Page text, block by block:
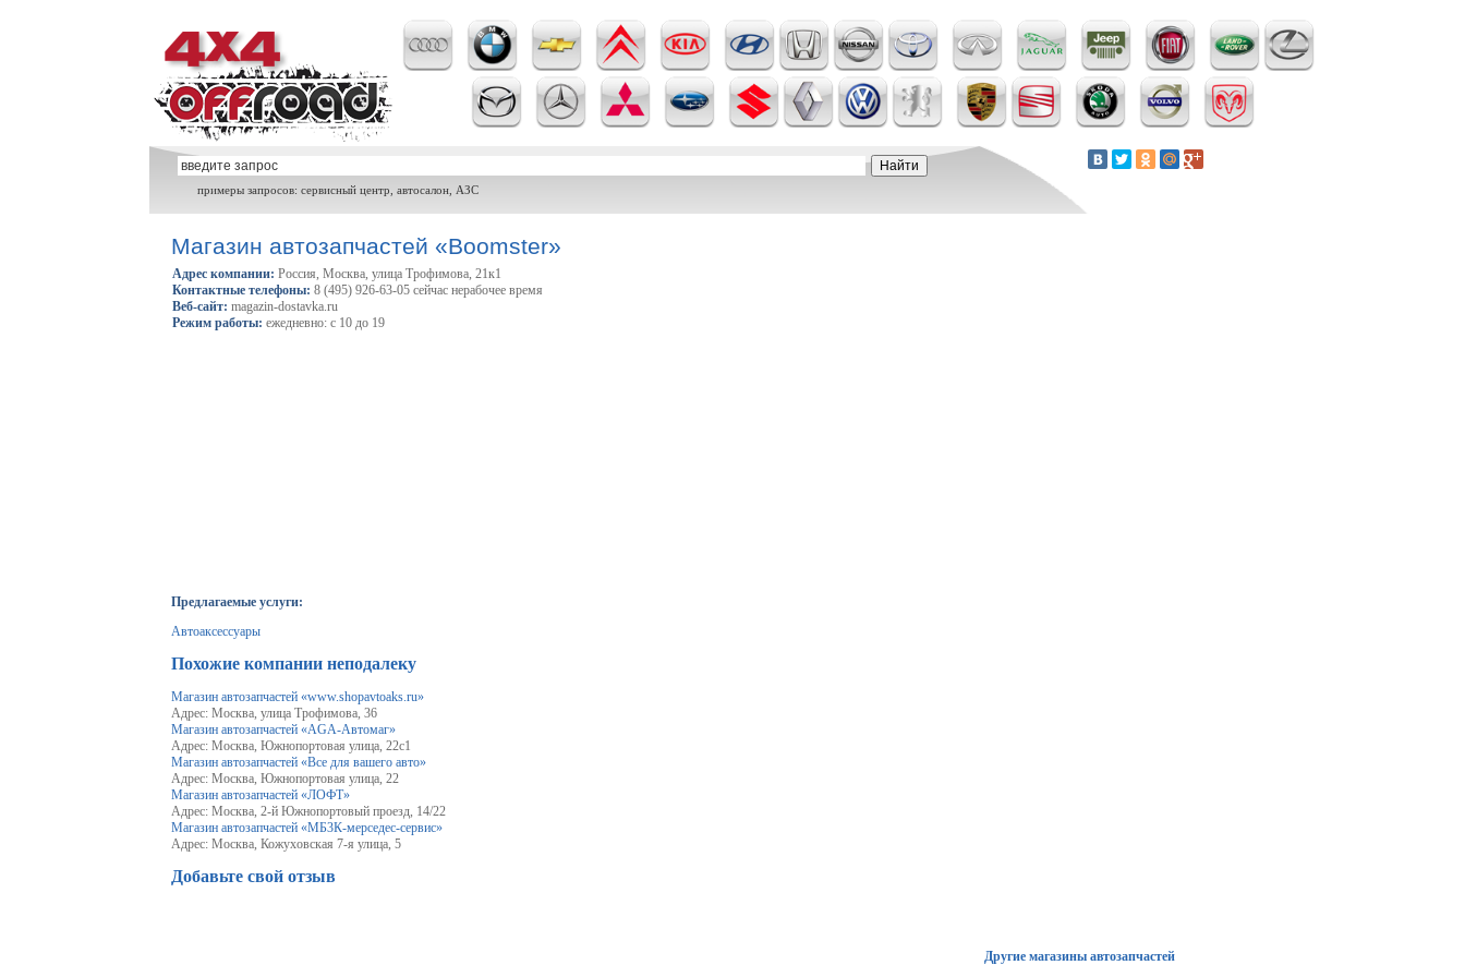
примеры запросов: сервисный центр, автосалон, АЗС
Магазин автозапчастей «Boomster»
Адрес компании: Россия, Москва, улица Трофимова, 21к1
Контактные телефоны: 8 (495) 926-63-05 сейчас нерабочее время
Веб-сайт: magazin-dostavka.ru
Режим работы: ежедневно: с 10 до 19
Предлагаемые услуги:
Автоаксессуары
Похожие компании неподалеку
Магазин автозапчастей «www.shopavtoaks.ru»
Адрес: Москва, улица Трофимова, 36
Магазин автозапчастей «AGA-Автомаг»
Адрес: Москва, Южнопортовая улица, 22с1
Магазин автозапчастей «Все для вашего авто»
Адрес: Москва, Южнопортовая улица, 22
Магазин автозапчастей «ЛОФТ»
Адрес: Москва, 2-й Южнопортовый проезд, 14/22
Магазин автозапчастей «МБ3К-мерседес-сервис»
Адрес: Москва, Кожуховская 7-я улица, 5
Добавьте свой отзыв
Другие магазины автозапчастей